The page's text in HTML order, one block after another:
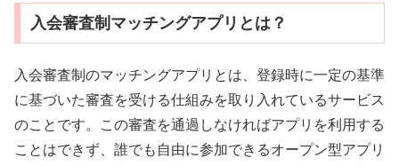
入会審査制マッチングアプリとは？
入会審査制のマッチングアプリとは、登録時に一定の基準
に基づいた審査を受ける仕組みを取り入れているサービス
のことです。この審査を通過しなければアプリを利用する
ことはできず、誰でも自由に参加できるオープン型アプリ